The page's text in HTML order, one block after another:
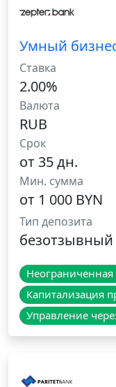
Умный
Ставка
2.00%
Валюта
RUB
Срок
от 35 дн.
Мин. сумма
от 1 000 BYN
Тип депозита
безотзывный
Капитализация
Управление